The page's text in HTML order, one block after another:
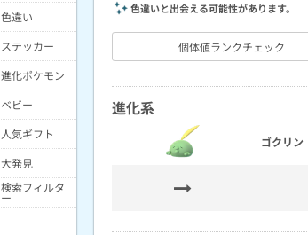
色違いと出会える可能性があります。
個体値ランクチェック
進化系
ゴクリン
色違い
ステッカー
進化ポケモン
ベビー
人気ギフト
大発見
検索フィルタ
ー